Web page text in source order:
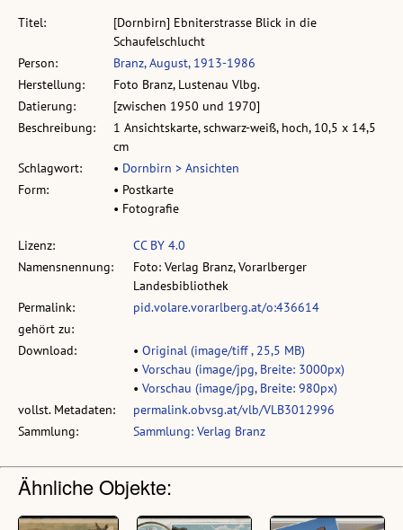
Titel:
[Dornbirn] Ebniterstrasse Blick in die
Schaufelschlucht
Person:
Branz, August, 1913-1986
Herstellung:
Foto Branz, Lustenau Vlbg.
Datierung:
[zwischen 1950 und 1970]
Beschreibung:
1 Ansichtskarte, schwarz-weiß, hoch, 10,5 x 14,5
cm
Schlagwort:
• Dornbirn > Ansichten
Form:
• Postkarte
• Fotografie
Lizenz:
CC BY 4.0
Namensnennung:
Foto: Verlag Branz, Vorarlberger
Landesbibliothek
Permalink:
pid.volare.vorarlberg.at/o:436614
gehört zu:
Download:
• Original (image/tiff , 25,5 MB)
• Vorschau (image/jpg, Breite: 3000px)
• Vorschau (image/jpg, Breite: 980px)
vollst. Metadaten:
permalink.obvsg.at/vlb/VLB3012996
Sammlung:
Sammlung: Verlag Branz
Ähnliche Objekte: